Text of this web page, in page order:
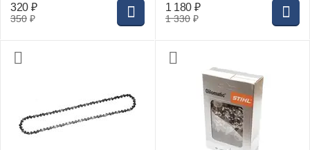
350 ₽
320 ₽
1 330 ₽
1 180 ₽